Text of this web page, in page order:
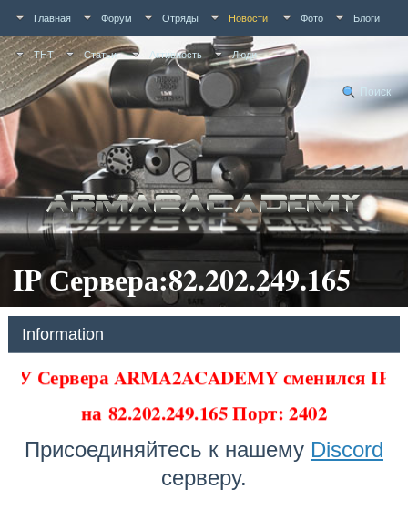
Главная Форум Отряды Новости Фото Блоги
ТНТ Статьи Активность Люди
Поиск
IP Сервера:82.202.249.165
Information
У Сервера ARMA2ACADEMY сменился IP
на82.202.249.165 Порт: 2402
Присоединяйтесь к нашему Discord
серверу.